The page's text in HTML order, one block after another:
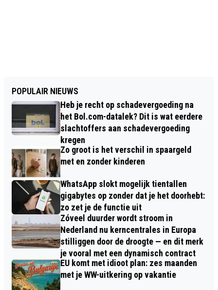
POPULAIR NIEUWS
Heb je recht op schadevergoeding na
het Bol.com-datalek? Dit is wat eerdere
slachtoffers aan schadevergoeding
kregen
Zo groot is het verschil in spaargeld
met en zonder kinderen
WhatsApp slokt mogelijk tientallen
gigabytes op zonder dat je het doorhebt:
zo zet je de functie uit
Zóveel duurder wordt stroom in
Nederland nu kerncentrales in Europa
stilliggen door de droogte — en dit merk
je vooral met een dynamisch contract
EU komt met idioot plan: zes maanden
met je WW-uitkering op vakantie